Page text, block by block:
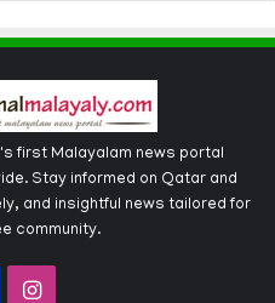
first Malayalam news portal
Stay informed on Qatar and
and insightful news tailored for
community.
Instagram